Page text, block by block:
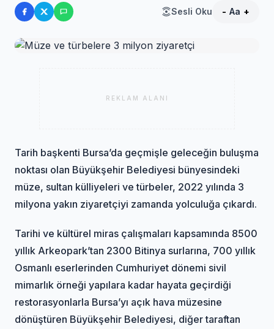
Sesli Oku - Aa +
REKLAM ALANI
Tarih başkenti Bursa’da geçmişle geleceğin buluşma
noktası olan Büyükşehir Belediyesi bünyesindeki
müze, sultan külliyeleri ve türbeler, 2022 yılında 3
milyona yakın ziyaretçiyi zamanda yolculuğa çıkardı.
Tarihi ve kültürel miras çalışmaları kapsamında 8500
yıllık Arkeopark’tan 2300 Bitinya surlarına, 700 yıllık
Osmanlı eserlerinden Cumhuriyet dönemi sivil
mimarlık örneği yapılara kadar hayata geçirdiği
restorasyonlarla Bursa’yı açık hava müzesine
dönüştüren Büyükşehir Belediyesi, diğer taraftan